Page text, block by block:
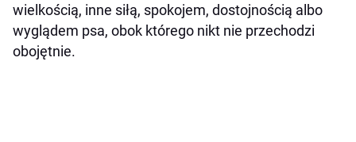
wielkością, inne siłą, spokojem, dostojnością albo
wyglądem psa, obok którego nikt nie przechodzi
obojętnie.